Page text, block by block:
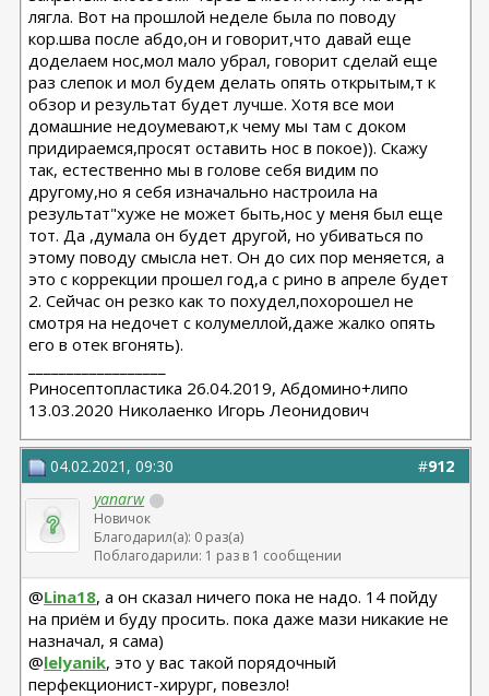
лягла. Вот на прошлой неделе была по поводу
кор.шва после абдо,он и говорит,что давай еще
доделаем нос,мол мало убрал, говорит сделай еще
раз слепок и мол будем делать опять открытым,т к
обзор и результат будет лучше. Хотя все мои
домашние недоумевают,к чему мы там с доком
придираемся,просят оставить нос в покое)). Скажу
так, естественно мы в голове себя видим по
другому,но я себя изначально настроила на
результат"хуже не может быть,нос у меня был еще
тот. Да ,думала он будет другой, но убиваться по
этому поводу смысла нет. Он до сих пор меняется, а
это с коррекции прошел год,а с рино в апреле будет
2. Сейчас он резко как то похудел,похорошел не
смотря на недочет с колумеллой,даже жалко опять
его в отек вгонять).
Риносептопластика 26.04.2019, Абдомино+липо
13.03.2020 Николаенко Игорь Леонидович
#912
04.02.2021, 09:30
yanarw
Новичок
Благодарил(а): 0 раз(а)
Поблагодарили: 1 раз в 1 сообщении
@Lina18, а он сказал ничего пока не надо. 14 пойду
на приём и буду просить. пока даже мази никакие не
назначал, я сама)
@lelyanik, это у вас такой порядочный
перфекционист-хирург, повезло!